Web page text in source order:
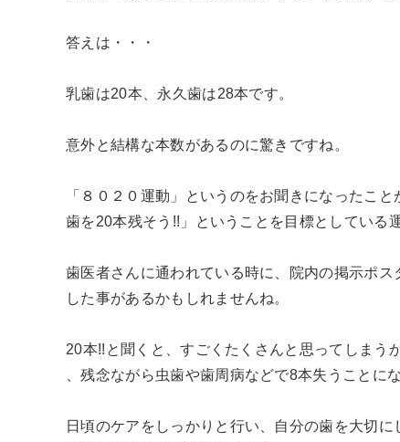
答えは・・・
乳歯は20本、永久歯は28本です。
意外と結構な本数があるのに驚きですね。
「８０２０運動」というのをお聞きになったこ
歯を20本残そう!!」ということを目標としている
歯医者さんに通われている時に、院内の掲示ポ
した事があるかもしれませんね。
20本!!と聞くと、すごくたくさんと思ってしまう
、残念ながら虫歯や歯周病などで8本失うことに
日頃のケアをしっかりと行い、自分の歯を大切